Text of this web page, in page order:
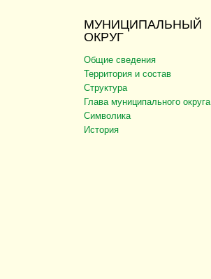
МУНИЦИПАЛЬНЫЙ
ОКРУГ
Общие сведения
Территория и состав
Структура
Глава муниципального округа
Символика
История